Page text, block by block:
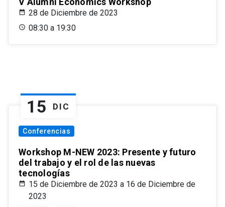
28 de Diciembre de 2023
08:30 a 19:30
15 DIC
Conferencias
Workshop M-NEW 2023: Presente y futuro
del trabajo y el rol de las nuevas
tecnologías
15 de Diciembre de 2023 a 16 de Diciembre de
2023